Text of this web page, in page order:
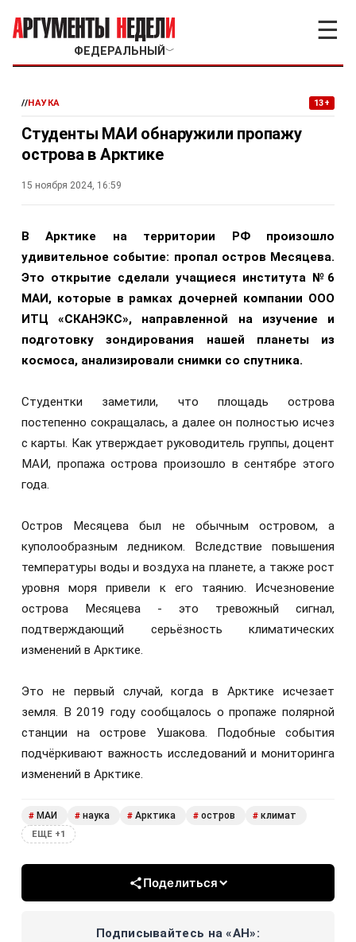
ФЕДЕРАЛЬНЫЙ ﹀
☰
//НАУКА 13+
Студенты МАИ обнаружили пропажу
острова в Арктике
15 ноября 2024, 16:59
В Арктике на территории РФ произошло
удивительное событие: пропал остров Месяцева.
Это открытие сделали учащиеся института №6
МАИ, которые в рамках дочерней компании ООО
ИТЦ «СКАНЭКС», направленной на изучение и
подготовку зондирования нашей планеты из
космоса, анализировали снимки со спутника.
Студентки заметили, что площадь острова
постепенно сокращалась, а далее он полностью исчез
с карты. Как утверждает руководитель группы, доцент
МАИ, пропажа острова произошло в сентябре этого
года.
Остров Месяцева был не обычным островом, а
куполообразным ледником. Вследствие повышения
температуры воды и воздуха на планете, а также рост
уровня моря привели к его таянию. Исчезновение
острова Месяцева - это тревожный сигнал,
подтверждающий серьёзность климатических
изменений в Арктике.
Это не первый случай, когда в Арктике исчезает
земля. В 2019 году сообщалось о пропаже полярной
станции на острове Ушакова. Подобные события
подчёркивают важность исследований и мониторинга
изменений в Арктике.
# МАИ # наука # Арктика # остров # климат
ЕЩЕ +1
Поделиться
Подписывайтесь на «АН»: